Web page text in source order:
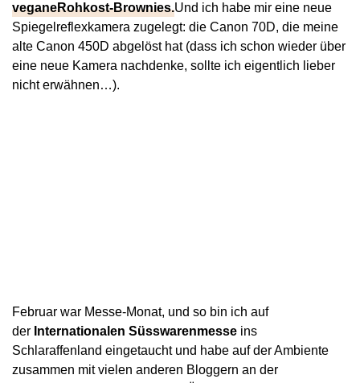
veganeRohkost-Brownies.Und ich habe mir eine neue
Spiegelreflexkamera zugelegt: die Canon 70D, die meine
alte Canon 450D abgelöst hat (dass ich schon wieder über
eine neue Kamera nachdenke, sollte ich eigentlich lieber
nicht erwähnen…).
Februar war Messe-Monat, und so bin ich auf
der Internationalen Süsswarenmesse ins
Schlaraffenland eingetaucht und habe auf der Ambiente
zusammen mit vielen anderen Bloggern an der